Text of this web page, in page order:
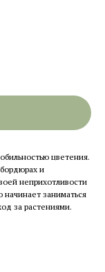
цветения.
и
неприхотливости
начинает заниматься
за растениями.